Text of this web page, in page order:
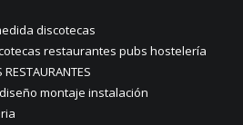
discotecas
restaurantes pubs hostelería
montaje instalación